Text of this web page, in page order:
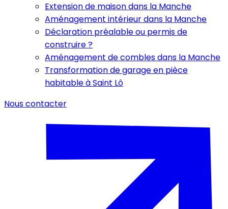
Extension de maison dans la Manche
Aménagement intérieur dans la Manche
Déclaration préalable ou permis de
construire ?
Aménagement de combles dans la Manche
Transformation de garage en pièce
habitable à Saint Lô
Nous contacter